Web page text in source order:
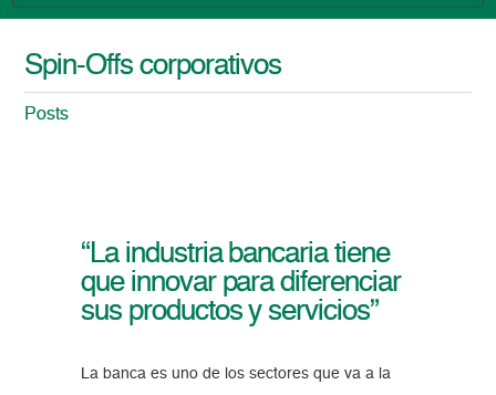
Spin-Offs corporativos
Posts
“La industria bancaria tiene
que innovar para diferenciar
sus productos y servicios”
La banca es uno de los sectores que va a la